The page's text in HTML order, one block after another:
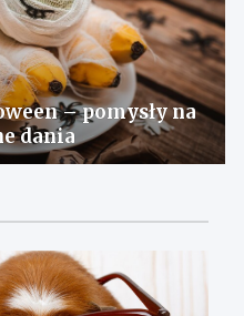
– pomysły na
dania